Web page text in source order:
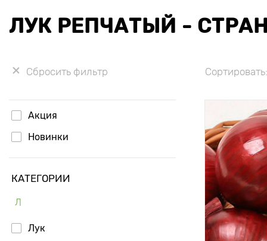
ЛУК РЕПЧАТЫЙ -
Сбросить фильтр
Акция
Новинки
КАТЕГОРИИ
Л
Лук
Сортировать:
Растояние
растениями